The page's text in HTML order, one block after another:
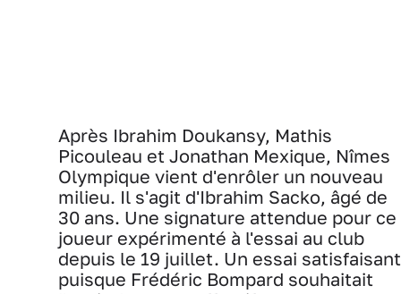
Après Ibrahim Doukansy, Mathis
Picouleau et Jonathan Mexique, Nîmes
Olympique vient d'enrôler un nouveau
milieu. Il s'agit d'Ibrahim Sacko, âgé de
30 ans. Une signature attendue pour ce
joueur expérimenté à l'essai au club
depuis le 19 juillet. Un essai satisfaisant
puisque Frédéric Bompard souhaitait